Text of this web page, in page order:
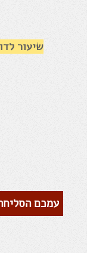
שיעור
עמכם הסליחה -